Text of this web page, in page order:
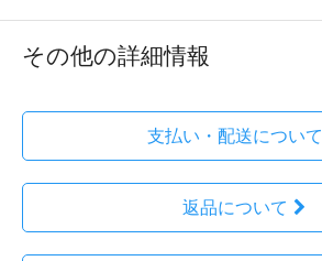
その他の詳細情報
支払い・配送について
返品について